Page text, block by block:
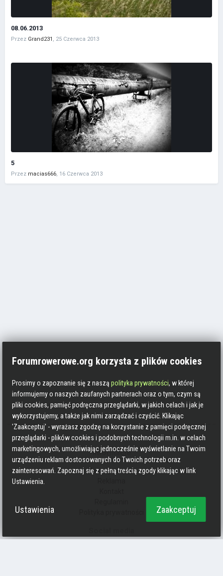
08.06.2013
Przez Grand231 , 25 Czerwca 2013
5
Przez macias666 16 Czerwca 2013
Informacje
Zasady pisania
Forumrowerowe.org korzysta z plików cookies
Prosimy o zapoznanie się z nasząpolityka prywatności, w której
informujemy o naszych zaufanych partnerach oraz o tym, czym są
pliki cookies, pamięć podręczna przeglądarki, w jakich celach i jak je
wykorzystujemy, a także jak nimi zarządzać i czyścić. Klikając
'Zaakceptuj' - wyrażasz zgodzę na korzystanie z pamięci podręcznej
przeglądarki - plików cookies i podobnych technologii m.in. w celach
marketingowych, umożliwiając jednocześnie wyświetlanie na Twoim
urządzeniu reklam dostosowanych do Twoich potrzeb oraz
zainteresowań. Zapoznaj się z pełną treścią zgody klikając w link
Ustawienia.
Ustawienia Zaakceptuj